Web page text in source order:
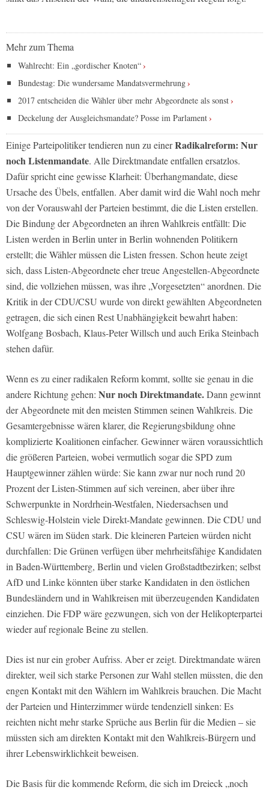
Mehr zum Thema
Wahlrecht: Ein „gordischer Knoten“
Bundestag: Die wundersame Mandatsvermehrung
2017 entscheiden die Wähler über mehr Abgeordnete als sonst
Deckelung der Ausgleichsmandate? Posse im Parlament
Einige Parteipolitiker tendieren nun zu einerRadikalreform: Nur
noch Listenmandate. Alle Direktmandate entfallen ersatzlos.
Dafür spricht eine gewisse Klarheit: Überhangmandate, diese
Ursache des Übels, entfallen. Aber damit wird die Wahl noch mehr
von der Vorauswahl der Parteien bestimmt, die die Listen erstellen.
Die Bindung der Abgeordneten an ihren Wahlkreis entfällt: Die
Listen werden in Berlin unter in Berlin wohnenden Politikern
erstellt; die Wähler müssen die Listen fressen. Schon heute zeigt
sich, dass Listen-Abgeordnete eher treue Angestellen-Abgeordnete
sind, die vollziehen müssen, was ihre „Vorgesetzten“ anordnen. Die
Kritik in der CDU/CSU wurde von direkt gewählten Abgeordneten
getragen, die sich einen Rest Unabhängigkeit bewahrt haben:
Wolfgang Bosbach, Klaus-Peter Willsch und auch Erika Steinbach
stehen dafür.
Wenn es zu einer radikalen Reform kommt, sollte sie genau in die
andere Richtung gehen: Nur noch Direktmandate.Dann gewinnt
der Abgeordnete mit den meisten Stimmen seinen Wahlkreis. Die
Gesamtergebnisse wären klarer, die Regierungsbildung ohne
komplizierte Koalitionen einfacher. Gewinner wären voraussichtlich
die größeren Parteien, wobei vermutlich sogar die SPD zum
Hauptgewinner zählen würde: Sie kann zwar nur noch rund 20
Prozent der Listen-Stimmen auf sich vereinen, aber über ihre
Schwerpunkte in Nordrhein-Westfalen, Niedersachsen und
Schleswig-Holstein viele Direkt-Mandate gewinnen. Die CDU und
CSU wären im Süden stark. Die kleineren Parteien würden nicht
durchfallen: Die Grünen verfügen über mehrheitsfähige Kandidaten
in Baden-Württemberg, Berlin und vielen Großstadtbezirken; selbst
AfD und Linke könnten über starke Kandidaten in den östlichen
Bundesländern und in Wahlkreisen mit überzeugenden Kandidaten
einziehen. Die FDP wäre gezwungen, sich von der Helikopterpartei
wieder auf regionale Beine zu stellen.
Dies ist nur ein grober Aufriss. Aber er zeigt. Direktmandate wären
direkter, weil sich starke Personen zur Wahl stellen müssten, die den
engen Kontakt mit den Wählern im Wahlkreis brauchen. Die Macht
der Parteien und Hinterzimmer würde tendenziell sinken: Es
reichten nicht mehr starke Sprüche aus Berlin für die Medien – sie
müssten sich am direkten Kontakt mit den Wahlkreis-Bürgern und
ihrer Lebenswirklichkeit beweisen.
Die Basis für die kommende Reform, die sich im Dreieck „noch